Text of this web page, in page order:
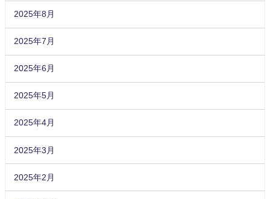
2025年8月
2025年7月
2025年6月
2025年5月
2025年4月
2025年3月
2025年2月